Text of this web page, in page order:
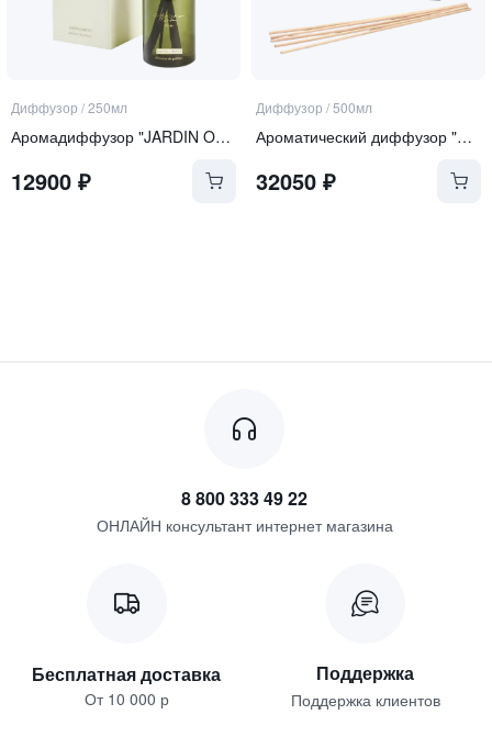
Диффузор /250мл
Аромадиффузор "JARDIN ORIENT"
12900 ₽
Диффузор /500мл
Ароматический диффузор "Zanzibar"
32050₽
8 800 333 49 22
ОНЛАЙН консультант интернет магазина
Бесплатная доставка
От 10 000 р
Поддержка
Поддержка клиентов